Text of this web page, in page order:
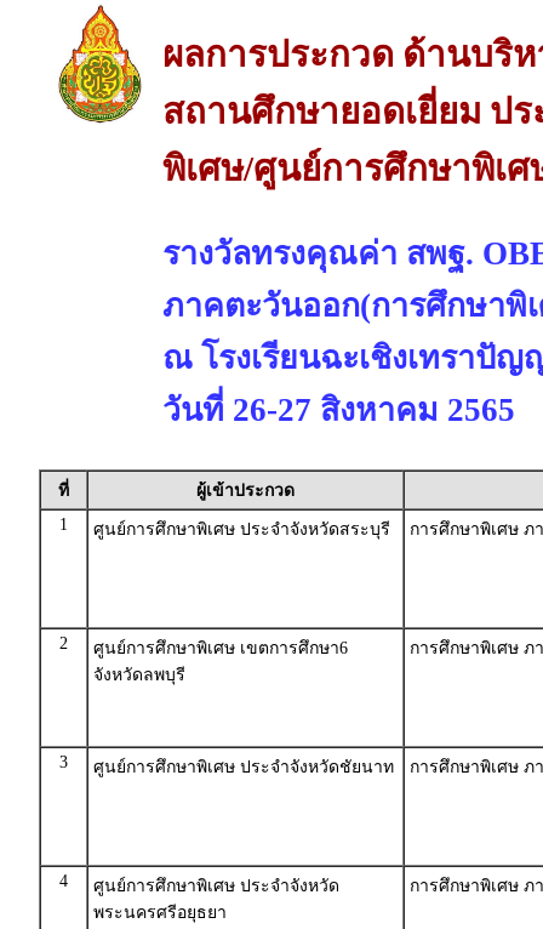
ผลการประกวด ด้านบริ
สถานศึกษายอดเยี่ยม ปร
พิเศษ/ศูนย์การศึกษาพิเ
รางวัลทรงคุณค่า สพฐ.
ภาคตะวันออก(การศึกษาพิ
ณ โรงเรียนฉะเชิงเทราปัญ
วันที่ 26-27 สิงหาคม 2565
ที่
ผู้เข้าประกวด
1
ศูนย์การศึกษาพิเศษ ประจำจังหวัดสระบุรี การศึกษาพิเศษ ภ
2
ศูนย์การศึกษาพิเศษ เขตการศึกษา6
จังหวัดลพบุรี
การศึกษาพิเศษ ภ
3 ศูนย์การศึกษาพิเศษ ประจำจังหวัดชัยนาท การศึกษาพิเศษ ภ
4
ศูนย์การศึกษาพิเศษ ประจำจังหวัด
พระนครศรีอยุธยา
การศึกษาพิเศษ ภ